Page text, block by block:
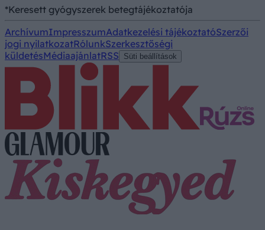
*Keresett gyógyszerek betegtájékoztatója
ArchívumImpresszumAdatkezelési tájékoztatóSzerzői
jogi nyilatkozatRólunkSzerkesztőségi
küldetésMédiaajánlatRSS Süti beállítások